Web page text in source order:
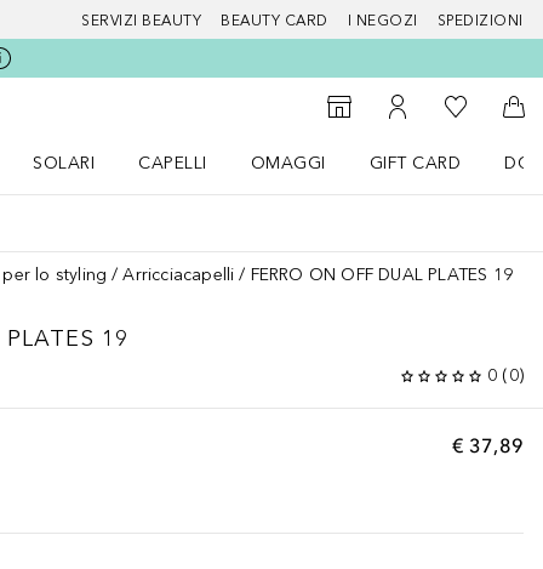
SERVIZI BEAUTY BEAUTY CARD I NEGOZI SPEDIZIONI
StorefinderAl Mio Account
Alla Mia
Al
SOLARI
CAPELLI
OMAGGI
GIFT CARD
per lo styling Arricciacapelli FERRO ON OFF DUAL PLATES 19
19
0 (0)
€ 37,89